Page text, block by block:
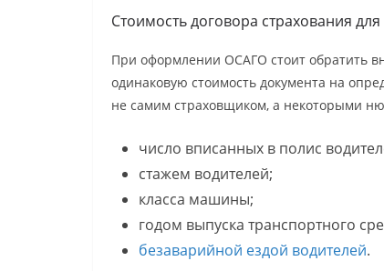
Стоимость договора страхования
При оформлении ОСАГО стоит обратить
одинаковую стоимость документа на
не самим страховщиком, а некоторыми
число вписанных в полис
стажем водителей;
класса машины;
годом выпуска транспортного
безаварийной ездой водителей.